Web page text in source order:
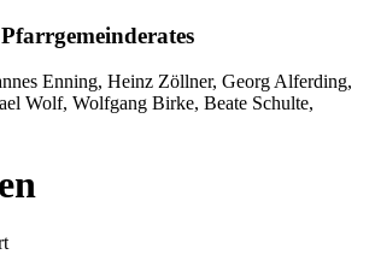
Enning, Heinz Zöllner, Georg Alferding,
Wolf, Wolfgang Birke, Beate Schulte,